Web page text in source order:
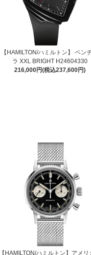
【HAMILTON/ハミルトン】 ベン
ラ XXL BRIGHT H24604330
216,000円(税込237,600円)
【HAMILTON/ハミルトン】アメリ